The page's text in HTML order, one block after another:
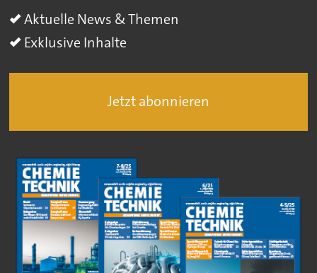
Aktuelle News & Themen
Exklusive Inhalte
Jetzt abonnieren